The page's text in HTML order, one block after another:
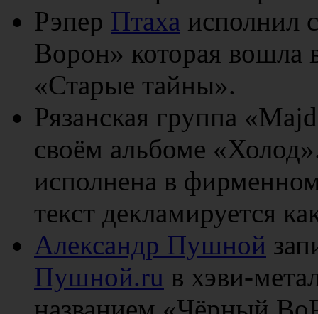
Рэпер Птаха исполнил
Ворон» которая вошла
«Старые тайны».
Рязанская группа
своём альбоме
исполнена в
текст декламируется
Александр Пушной
Пушной.ru в хэви-